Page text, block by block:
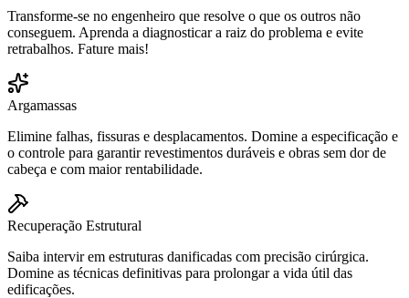
Transforme-se no engenheiro que resolve o que os outros não
conseguem. Aprenda a diagnosticar a raiz do problema e evite
retrabalhos. Fature mais!
Argamassas
Elimine falhas, fissuras e desplacamentos. Domine a especificação e
o controle para garantir revestimentos duráveis e obras sem dor de
cabeça e com maior rentabilidade.
Recuperação Estrutural
Saiba intervir em estruturas danificadas com precisão cirúrgica.
Domine as técnicas definitivas para prolongar a vida útil das
edificações.